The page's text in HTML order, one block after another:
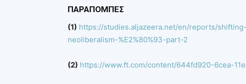
ΠΑΡΑΠΟΜΠΕΣ
(1) https://studies.aljazeera.net/en/reports/
neoliberalism-%E2%80%93-part-2
(2) https://www.ft.com/content/644fd920-6cea-